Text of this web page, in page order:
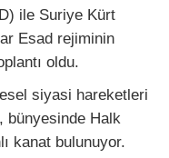
ile Suriye Kürt
Esad rejiminin
oldu.
siyasi hareketleri
bünyesinde Halk
kanat bulunuyor.